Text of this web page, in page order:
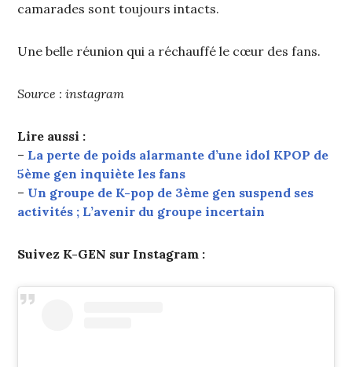
camarades sont toujours intacts.
Une belle réunion qui a réchauffé le cœur des fans.
Source : instagram
Lire aussi :
– La perte de poids alarmante d’une idol KPOP de
5ème gen inquiète les fans
– Un groupe de K-pop de 3ème gen suspend ses
activités ; L’avenir du groupe incertain
Suivez K-GEN sur Instagram :